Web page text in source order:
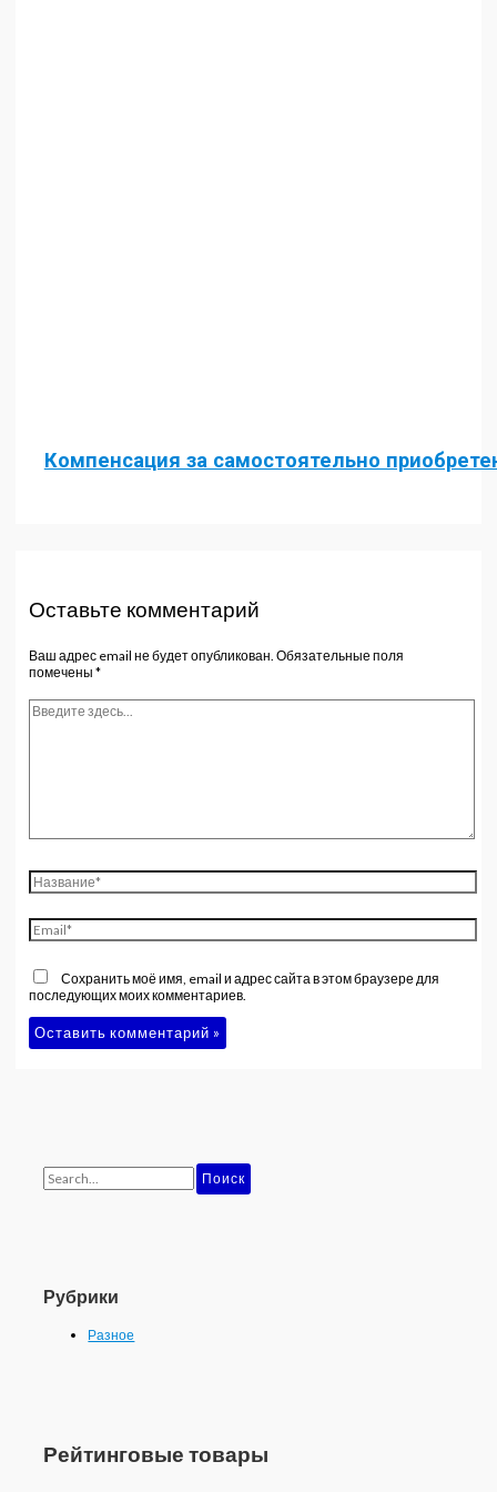
Компенсация за самостоятельно
Оставьте комментарий
Ваш адрес email не будет опубликован. Обязательные поля
помечены*
Введите
здесь...
Название*
Email*
Сохранить моё имя, email и адрес сайта в этом браузере для
последующих моих комментариев.
П
:Рубрики
Разное
Рейтинговые товары